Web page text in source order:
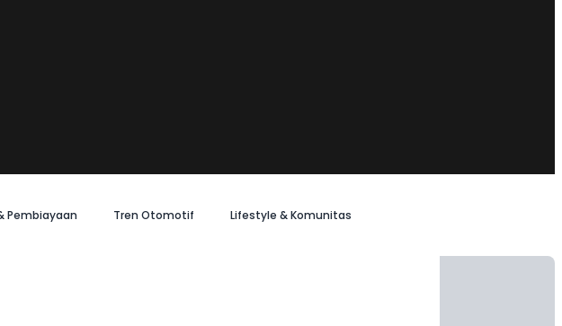
Pembiayaan Tren Otomotif Lifestyle & Komunitas